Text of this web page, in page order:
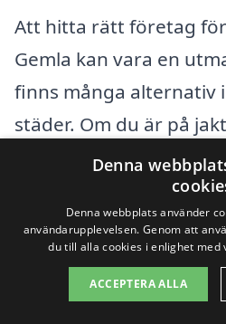
Att hitta rätt företag
Gemla kan vara en
finns många alternativ
städer. Om du är på
professionella
om att jämföra olika
hitta den bästa
När du utforskar
överväga att söka i
Denna
Denna webbplats använder
användarupplevelsen. Genom att
du till alla cookies i enlighet med
ACCEPTERA ALLA